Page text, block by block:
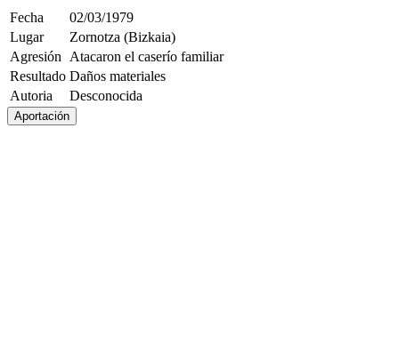
Fecha
02/03/1979
Lugar
Zornotza (Bizkaia)
Agresión
Atacaron el caserío familiar
Resultado Daños materiales
Autoria
Desconocida